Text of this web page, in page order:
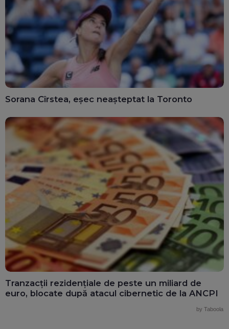
Sorana Cîrstea, eșec neașteptat la Toronto
Tranzacții rezidențiale de peste un miliard de
euro, blocate după atacul cibernetic de la ANCPI
by Taboola